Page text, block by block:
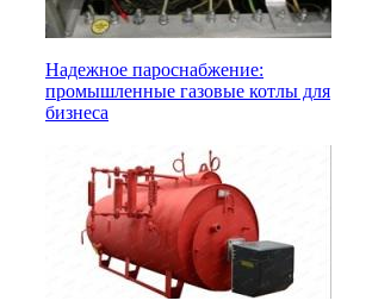
Надежное пароснабжение:
промышленные газовые котлы для
бизнеса